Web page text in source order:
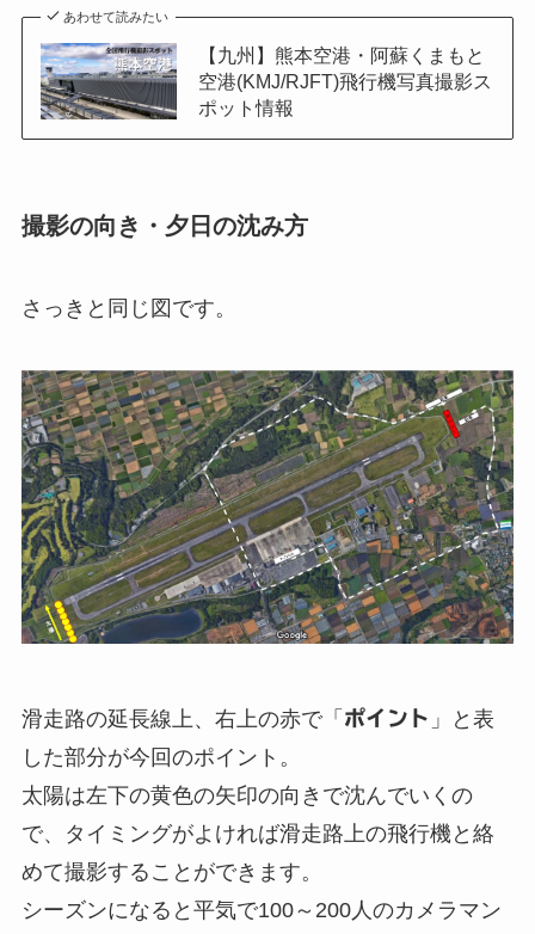
あわせて読みたい
【九州】熊本空港・阿蘇くまもと
空港(KMJ/RJFT)飛行機写真撮影ス
ポット情報
撮影の向き・夕日の沈み方
さっきと同じ図です。
滑走路の延長線上、右上の赤で「 ポイント 」と表
した部分が今回のポイント。
太陽は左下の黄色の矢印の向きで沈んでいくの
で、タイミングがよければ滑走路上の飛行機と絡
めて撮影することができます。
シーズンになると平気で100～200人のカメラマン